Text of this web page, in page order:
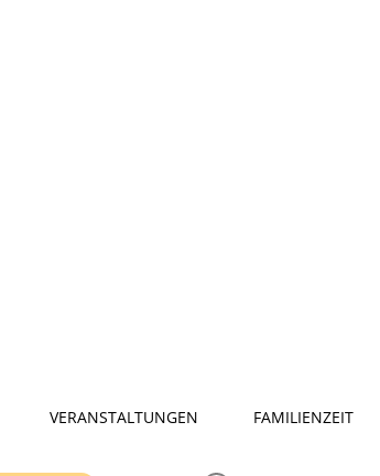
VERANSTALTUNGEN FAMILIENZEIT